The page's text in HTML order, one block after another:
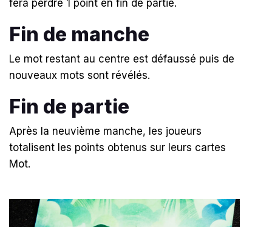
fera perdre 1 point en fin de partie.
Fin de manche
Le mot restant au centre est défaussé puis de
nouveaux mots sont révélés.
Fin de partie
Après la neuvième manche, les joueurs
totalisent les points obtenus sur leurs cartes
Mot.